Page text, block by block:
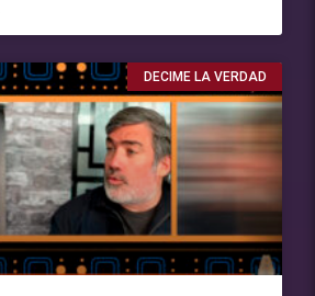
DECIME LA VERDAD